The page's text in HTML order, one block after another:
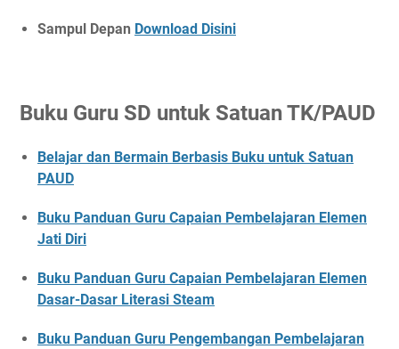
Sampul Depan Download Disini
Buku Guru SD untuk Satuan TK/PAUD
Belajar dan Bermain Berbasis Buku untuk Satuan
PAUD
Buku Panduan Guru Capaian Pembelajaran Elemen
Jati Diri
Buku Panduan Guru Capaian Pembelajaran Elemen
Dasar-Dasar Literasi Steam
Buku Panduan Guru Pengembangan Pembelajaran